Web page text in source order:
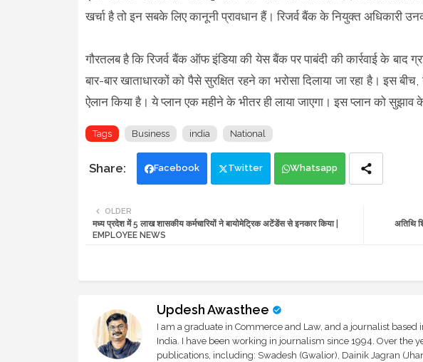
खर्चा है तो इन सबके लिए कानूनी प्रावधान हैं। रिजर्व बैंक के नियुक्त अधिकारी
गौरतलब है कि रिजर्व बैंक ऑफ इंडिया की येस बैंक पर पाबंदी की कार्रवाई के बाद
बार-बार खाताधारकों को पैसे सुरक्षित रहने का भरोसा दिलाया जा रहा है। इस
ऐलान किया है। ये प्‍लान एक महीने के भीतर ही लाया जाएगा। इस प्‍लान को
Tags Business india National
Facebook Twitter Whatsapp
अतिथि
OLDER
मध्य प्रदेश में 5 लाख शासकीय कर्मचारियों ने बायोमेट्रिक अटेंडेंस से इनकार किया |
EMPLOYEE NEWS
Updesh Awasthee
I am a graduate in Commerce and Law, and a journalist
India. I have been working in journalism since 1994. Over the
publications, including: Swadesh (Gwalior), Dainik Jagran